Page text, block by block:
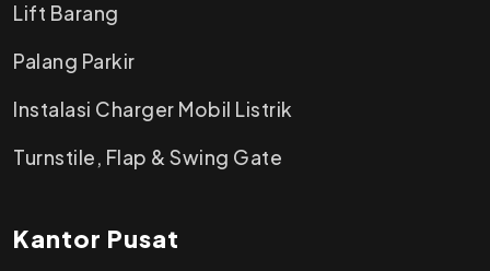
Lift Barang
Palang Parkir
Instalasi Charger Mobil Listrik
Turnstile, Flap & Swing Gate
Kantor Pusat